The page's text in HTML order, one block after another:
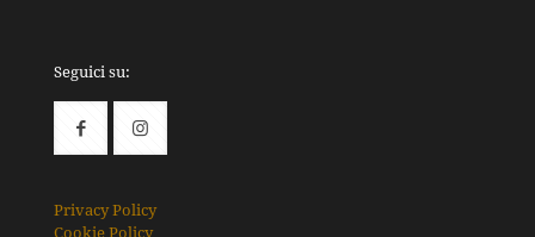
Seguici su:
Privacy Policy
Cookie Policy